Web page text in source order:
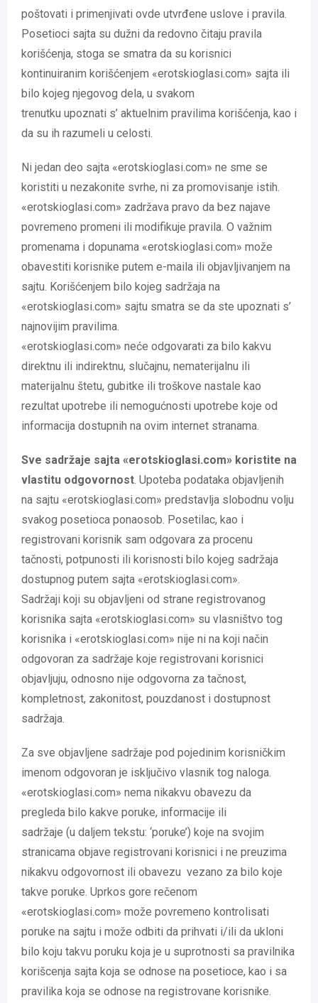
poštovati i primenjivati ovde utvrđene uslove i pravila.
Posetioci sajta su dužni da redovno čitaju pravila
korišćenja, stoga se smatra da su korisnici
kontinuiranim korišćenjem «erotskioglasi.com» sajta ili
bilo kojeg njegovog dela, u svakom
trenutku upoznati s’ aktuelnim pravilima korišćenja, kao i
da su ih razumeli u celosti.
Ni jedan deo sajta «erotskioglasi.com» ne sme se
koristiti u nezakonite svrhe, ni za promovisanje istih.
«erotskioglasi.com» zadržava pravo da bez najave
povremeno promeni ili modifikuje pravila. O važnim
promenama i dopunama «erotskioglasi.com» može
obavestiti korisnike putem e-maila ili objavljivanjem na
sajtu. Korišćenjem bilo kojeg sadržaja na
«erotskioglasi.com» sajtu smatra se da ste upoznati s’
najnovijim pravilima.
«erotskioglasi.com» neće odgovarati za bilo kakvu
direktnu ili indirektnu, slučajnu, nematerijalnu ili
materijalnu štetu, gubitke ili troškove nastale kao
rezultat upotrebe ili nemogućnosti upotrebe koje od
informacija dostupnih na ovim internet stranama.
Sve sadržaje sajta «erotskioglasi.com» koristite na
vlastitu odgovornost . Upoteba podataka objavljenih
na sajtu «erotskioglasi.com» predstavlja slobodnu volju
svakog posetioca ponaosob. Posetilac, kao i
registrovani korisnik sam odgovara za procenu
tačnosti, potpunosti ili korisnosti bilo kojeg sadržaja
dostupnog putem sajta «erotskioglasi.com».
Sadržaji koji su objavljeni od strane registrovanog
korisnika sajta «erotskioglasi.com» su vlasništvo tog
korisnika i «erotskioglasi.com» nije ni na koji način
odgovoran za sadržaje koje registrovani korisnici
objavljuju, odnosno nije odgovorna za tačnost,
kompletnost, zakonitost, pouzdanost i dostupnost
sadržaja.
Za sve objavljene sadržaje pod pojedinim korisničkim
imenom odgovoran je isključivo vlasnik tog naloga.
«erotskioglasi.com» nema nikakvu obavezu da
pregleda bilo kakve poruke, informacije ili
sadržaje (u daljem tekstu: ‘poruke’) koje na svojim
stranicama objave registrovani korisnici i ne preuzima
nikakvu odgovornost ili obavezu vezano za bilo koje
takve poruke. Uprkos gore rečenom
«erotskioglasi.com» može povremeno kontrolisati
poruke na sajtu i može odbiti da prihvati i/ili da ukloni
bilo koju takvu poruku koja je u suprotnosti sa pravilnika
korišcenja sajta koja se odnose na posetioce, kao i sa
pravilika koja se odnose na registrovane korisnike.